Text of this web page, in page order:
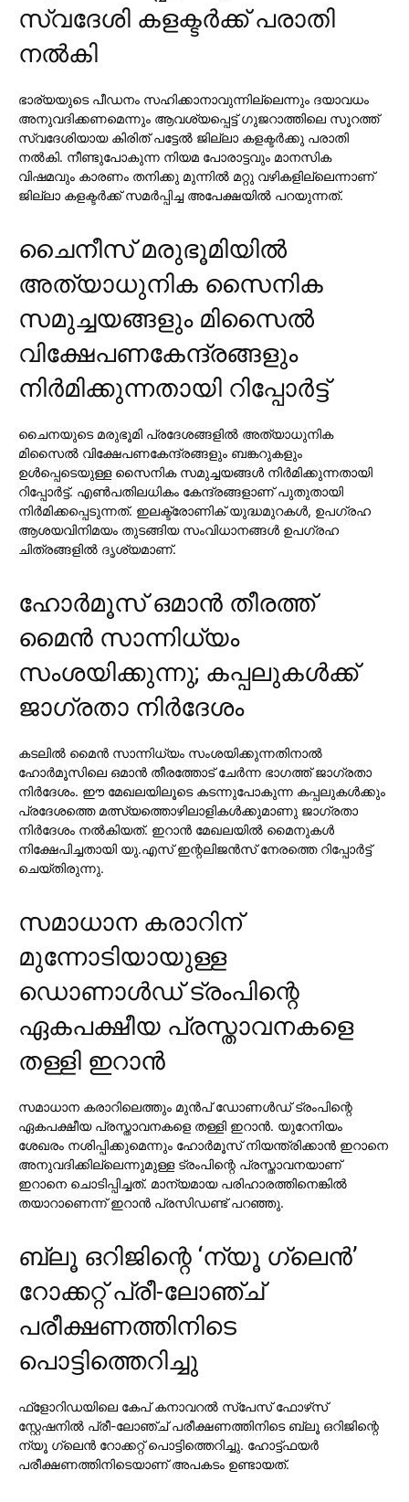
സ്വദേശി കളക്ടര്‍ക്ക് പരാതി
നല്‍കി
ഭാര്യയുടെ പീഡനം സഹിക്കാനാവുന്നില്ലെന്നും ദയാവധം
അനുവദിക്കണമെന്നും ആവശ്യപ്പെട്ട് ഗുജറാത്തിലെ സൂറത്ത്
സ്വദേശിയായ കിരിത് പട്ടേല്‍ ജില്ലാ കളക്ടര്‍ക്കു പരാതി
നല്‍കി. നീണ്ടുപോകുന്ന നിയമ പോരാട്ടവും മാനസിക
വിഷമവും കാരണം തനിക്കു മുന്നില്‍ മറ്റു വഴികളില്ലെന്നാണ്
ജില്ലാ കളക്ടര്‍ക്ക് സമര്‍പ്പിച്ച അപേക്ഷയില്‍ പറയുന്നത്.
ചൈനീസ് മരുഭൂമിയില്‍
അത്യാധുനിക സൈനിക
സമുച്ചയങ്ങളും മിസൈല്‍
വിക്ഷേപണകേന്ദ്രങ്ങളും
നിര്‍മിക്കുന്നതായി റിപ്പോര്‍ട്ട്
ചൈനയുടെ മരുഭൂമി പ്രദേശങ്ങളില്‍ അത്യാധുനിക
മിസൈല്‍ വിക്ഷേപണകേന്ദ്രങ്ങളും ബങ്കറുകളും
ഉള്‍പ്പെടെയുള്ള സൈനിക സമുച്ചയങ്ങള്‍ നിര്‍മിക്കുന്നതായി
റിപ്പോര്‍ട്ട്. എണ്‍പതിലധികം കേന്ദ്രങ്ങളാണ് പുതുതായി
നിര്‍മിക്കപ്പെടുന്നത്. ഇലക്ട്രോണിക് യുദ്ധമുറകള്‍, ഉപഗ്രഹ
ആശയവിനിമയം തുടങ്ങിയ സംവിധാനങ്ങള്‍ ഉപഗ്രഹ
ചിത്രങ്ങളില്‍ ദൃശ്യമാണ്.
ഹോര്‍മൂസ് ഒമാന്‍ തീരത്ത്
മൈന്‍ സാന്നിധ്യം
സംശയിക്കുന്നു; കപ്പലുകള്‍ക്ക്
ജാഗ്രതാ നിര്‍ദേശം
കടലില്‍ മൈന്‍ സാന്നിധ്യം സംശയിക്കുന്നതിനാല്‍
ഹോര്‍മൂസിലെ ഒമാന്‍ തീരത്തോട് ചേര്‍ന്ന ഭാഗത്ത് ജാഗ്രതാ
നിര്‍ദേശം. ഈ മേഖലയിലൂടെ കടന്നുപോകുന്ന കപ്പലുകള്‍ക്കും
പ്രദേശത്തെ മത്സ്യത്തൊഴിലാളികള്‍ക്കുമാണു ജാഗ്രതാ
നിര്‍ദേശം നല്‍കിയത്. ഇറാന്‍ മേഖലയില്‍ മൈനുകള്‍
നിക്ഷേപിച്ചതായി യു.എസ് ഇന്റലിജന്‍സ് നേരത്തെ റിപ്പോര്‍ട്ട്
ചെയ്തിരുന്നു.
സമാധാന കരാറിന്
മുന്നോടിയായുള്ള
ഡൊണാള്‍ഡ് ട്രംപിന്റെ
ഏകപക്ഷീയ പ്രസ്താവനകളെ
തള്ളി ഇറാന്‍
സമാധാന കരാറിലെത്തും മുന്‍പ് ഡോണള്‍ഡ് ട്രംപിന്റെ
ഏകപക്ഷീയ പ്രസ്താവനകളെ തള്ളി ഇറാന്‍. യുറേനിയം
ശേഖരം നശിപ്പിക്കുമെന്നും ഹോര്‍മൂസ് നിയന്ത്രിക്കാന്‍ ഇറാനെ
അനുവദിക്കില്ലെന്നുമുള്ള ട്രംപിന്റെ പ്രസ്താവനയാണ്
ഇറാനെ ചൊടിപ്പിച്ചത്. മാന്യമായ പരിഹാരത്തിനെങ്കില്‍
തയാറാണെന്ന് ഇറാന്‍ പ്രസിഡണ്ട് പറഞ്ഞു.
ബ്ലൂ ഒറിജിന്റെ ‘ന്യൂ ഗ്ലെന്‍’
റോക്കറ്റ് പ്രീ-ലോഞ്ച്
പരീക്ഷണത്തിനിടെ
പൊട്ടിത്തെറിച്ചു
ഫ്ളോറിഡയിലെ കേപ് കനാവറല്‍ സ്‌പേസ് ഫോഴ്‌സ്
സ്റ്റേഷനില്‍ പ്രീ-ലോഞ്ച് പരീക്ഷണത്തിനിടെ ബ്ലൂ ഒറിജിന്റെ
ന്യൂ ഗ്ലെന്‍ റോക്കറ്റ് പൊട്ടിത്തെറിച്ചു. ഹോട്ട്ഫയര്‍
പരീക്ഷണത്തിനിടെയാണ് അപകടം ഉണ്ടായത്.